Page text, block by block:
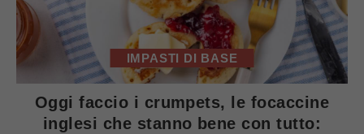
IMPASTI DI BASE
Oggi faccio i crumpets, le focaccine
inglesi che stanno bene con tutto: